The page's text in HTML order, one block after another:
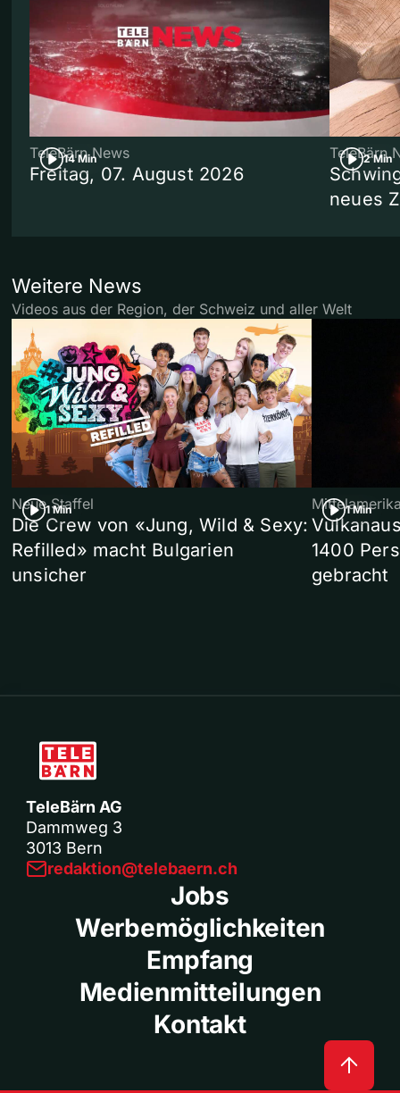
14 Min
TeleBärn News
Freitag, 07. August 2026
2 Min
TeleBärn
neues
Weitere News
Videos aus der Region, der Schweiz und aller Welt
1 Min
Neue Staffel
Die Crew von «Jung, Wild & Sexy:
Refilled» macht Bulgarien
unsicher
1 Min
1400
gebracht
TeleBärn AG
Dammweg 3
3013 Bern
redaktion@telebaern.ch
Jobs
Werbemöglichkeiten
Empfang
Medienmitteilungen
Kontakt